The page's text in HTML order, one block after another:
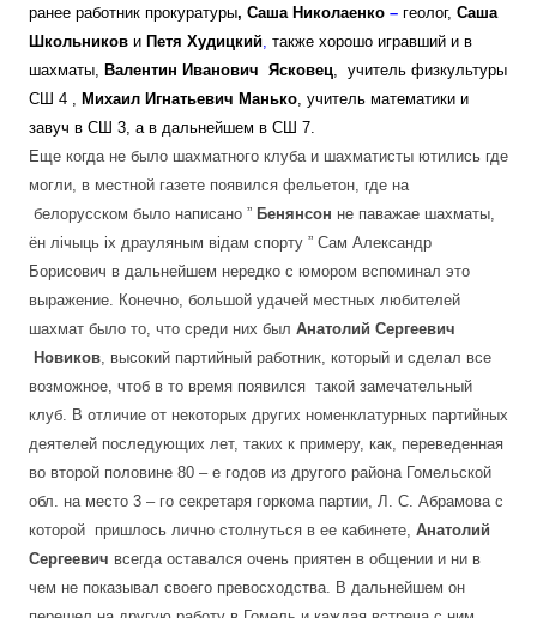
ранее работник прокуратуры, Саша Николаенко – геолог, Саша
Школьников и Петя Худицкий также хорошо игравший и в
шахматы, Валентин Иванович Ясковец , учитель физкультуры
СШ 4 , Михаил Игнатьевич Манько , учитель математики и
завуч в СШ 3, а в дальнейшем в СШ 7.
Еще когда не было шахматного клуба и шахматисты ютились где
могли, в местной газете появился фельетон, где на
белорусском было написано ” Бенянсон не паважае шахматы,
ён лiчыць iх драуляным вiдам спорту ” Сам Александр
Борисович в дальнейшем нередко с юмором вспоминал это
выражение. Конечно, большой удачей местных любителей
шахмат было то, что среди них был Анатолий Сергеевич
Новиков , высокий партийный работник, который и сделал все
возможное, чтоб в то время появился такой замечательный
клуб. В отличие от некоторых других номенклатурных партийных
деятелей последующих лет, таких к примеру, как, переведенная
во второй половине 80 – е годов из другого района Гомельской
обл. на место 3 – го секретаря горкома партии, Л. С. Абрамова с
которой пришлось лично столнуться в ее кабинете, Анатолий
Сергеевич всегда оставался очень приятен в общении и ни в
чем не показывал своего превосходства. В дальнейшем он